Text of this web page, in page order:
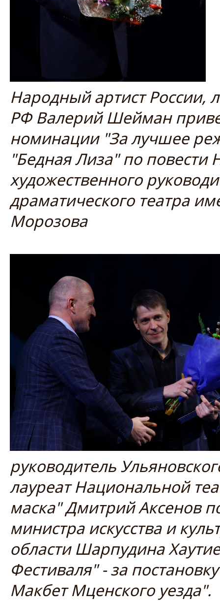
Народный артист России,
РФ Валерий Шейман
номинации "За лучшее
"Бедная Лиза" по
художественного
драматического театра
Морозова
руководитель
лауреат Национальной
маска" Дмитрий Аксенов
министра искусства и
области Шарпудина
Фестиваля" - за
Макбет Мценского уезда".